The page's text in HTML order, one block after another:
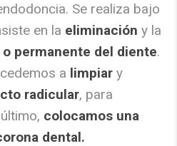
Se realiza bajo
en la eliminación y la
permanente del diente.
a limpiar y
radicular, para
colocamos una
dental.